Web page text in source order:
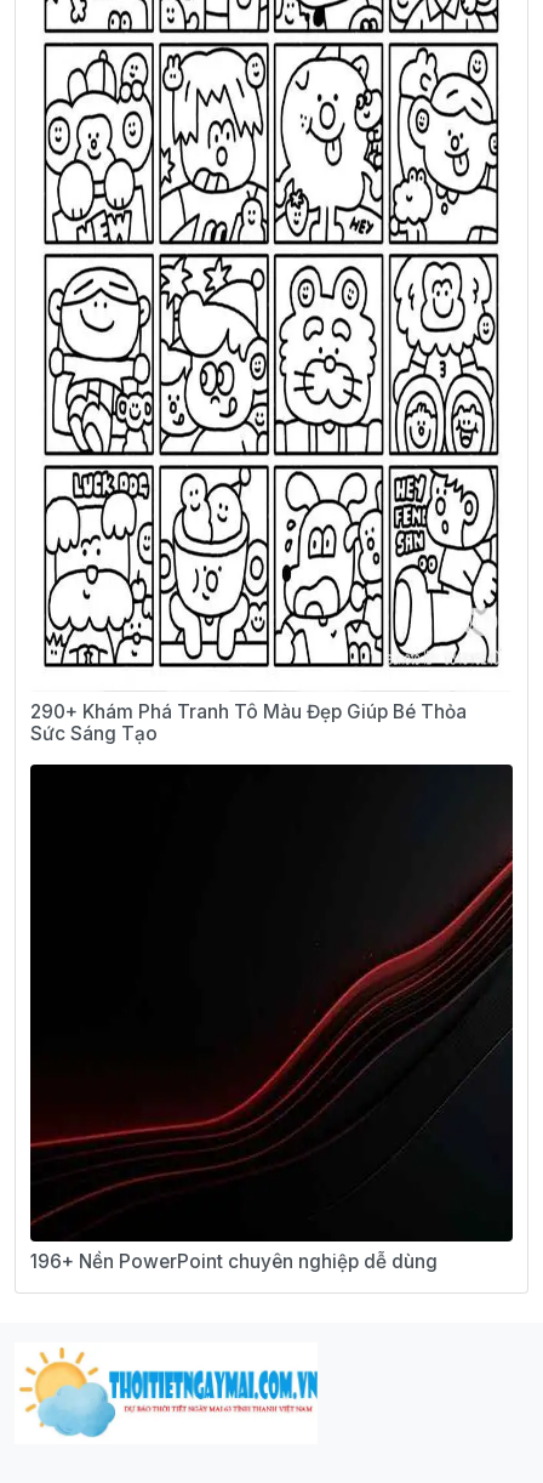
290+ Khám Phá Tranh Tô Màu Đẹp Giúp Bé Thỏa
Sức Sáng Tạo
196+ Nền PowerPoint chuyên nghiệp dễ dùng